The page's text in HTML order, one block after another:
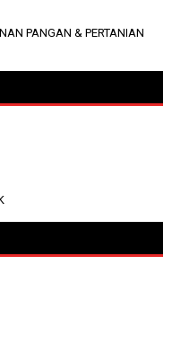
PANGAN & PERTANIAN